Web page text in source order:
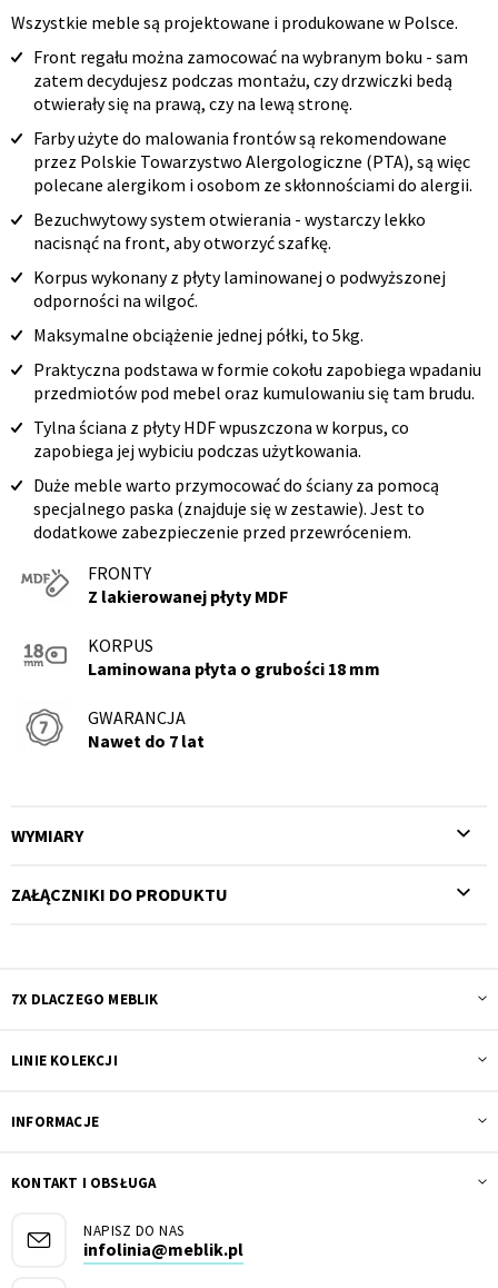
Wszystkie meble są projektowane i produkowane w Polsce.
Front regału można zamocować na wybranym boku - sam
zatem decydujesz podczas montażu, czy drzwiczki bedą
otwierały się na prawą, czy na lewą stronę.
Farby użyte do malowania frontów są rekomendowane
przez Polskie Towarzystwo Alergologiczne (PTA), są więc
polecane alergikom i osobom ze skłonnościami do alergii.
Bezuchwytowy system otwierania - wystarczy lekko
nacisnąć na front, aby otworzyć szafkę.
Korpus wykonany z płyty laminowanej o podwyższonej
odporności na wilgoć.
Maksymalne obciążenie jednej półki, to 5kg.
Praktyczna podstawa w formie cokołu zapobiega wpadaniu
przedmiotów pod mebel oraz kumulowaniu się tam brudu.
Tylna ściana z płyty HDF wpuszczona w korpus, co
zapobiega jej wybiciu podczas użytkowania.
Duże meble warto przymocować do ściany za pomocą
specjalnego paska (znajduje się w zestawie). Jest to
dodatkowe zabezpieczenie przed przewróceniem.
FRONTY
Z lakierowanej płyty MDF
KORPUS
Laminowana płyta o grubości 18 mm
GWARANCJA
Nawet do 7 lat
WYMIARY
ZAŁĄCZNIKI DO PRODUKTU
7X DLACZEGO MEBLIK
LINIE KOLEKCJI
INFORMACJE
KONTAKT I OBSŁUGA
NAPISZ DO NAS
infolinia@meblik.pl